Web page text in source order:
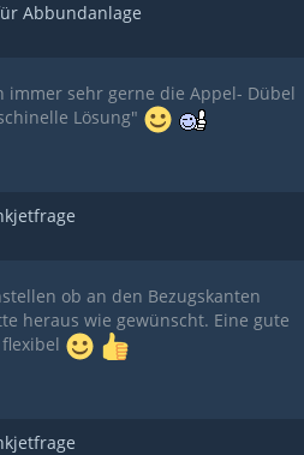
Abbundanlage
immer sehr gerne die Appel- Dübel
Lösung"
ob an den Bezugskanten
heraus wie gewünscht. Eine gute